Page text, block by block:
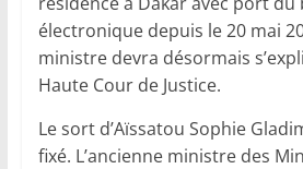
électronique depuis le 20 mai
ministre devra désormais
Haute Cour de Justice.
Le sort d’Aïssatou Sophie
fixé. L’ancienne ministre des